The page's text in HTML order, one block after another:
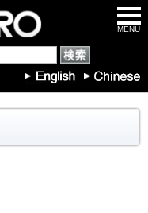
MENU